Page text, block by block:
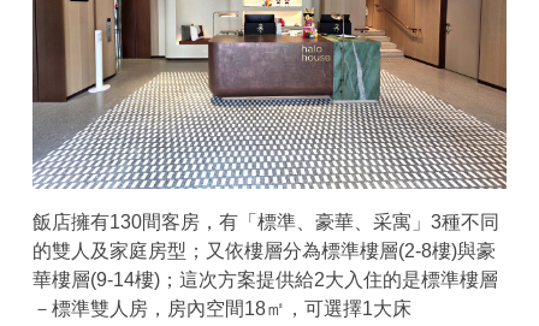
飯店擁有130間客房，有「標準、豪華、采寓」3種不同
的雙人及家庭房型；又依樓層分為標準樓層(2-8樓)與豪
華樓層(9-14樓)；這次方案提供給2大入住的是標準樓層
－標準雙人房，房內空間18㎡，可選擇1大床